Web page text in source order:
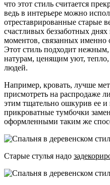
что этот стиль считается
ведь в интерьере можно
отреставрированные старые
счастливых беззаботных
моментов, связанных именно
Этот стиль подходит
натурам, ценящим уют,
людей.
Например, кровать, лучше
присмотреть на распродаже
этим тщательно ошкурив ее
прикроватные тумбочки
оформленными таким же
Старые стулья надо